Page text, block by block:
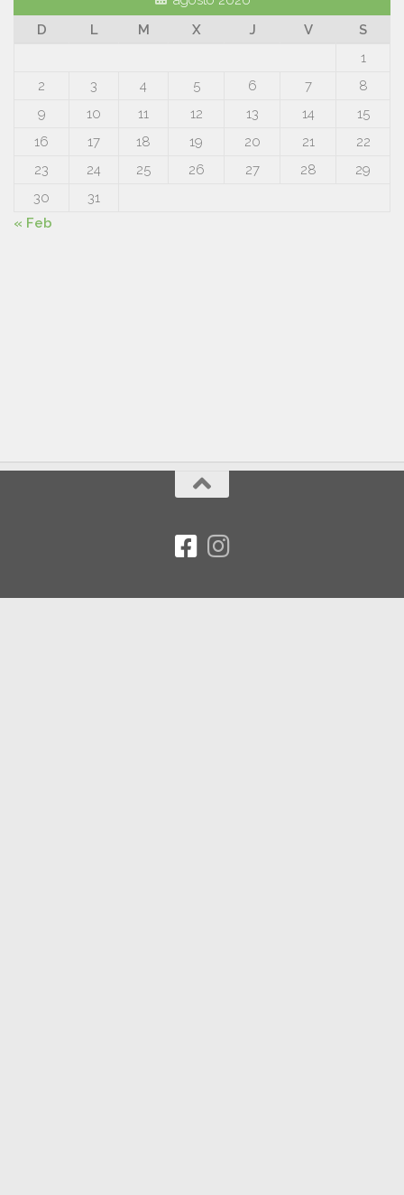
D
L M X J V
S
1
2
3 4 5 6 7
8
9
10 11 12 13 14
15
16
17 18 19 20 21
22
23
24 25 26 27 28
29
30
31
« Feb